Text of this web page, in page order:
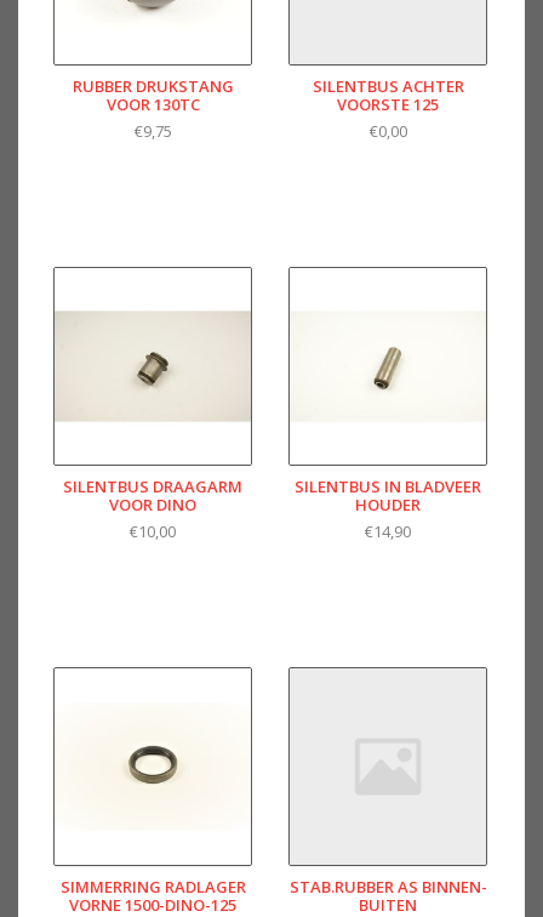
RUBBER DRUKSTANG
VOOR 130TC
€9,75
SILENTBUS ACHTER
VOORSTE 125
€0,00
SILENTBUS DRAAGARM
VOOR DINO
€10,00
SILENTBUS IN BLADVEER
HOUDER
€14,90
SIMMERRING RADLAGER
VORNE 1500-DINO-125
STAB.RUBBER AS BINNEN-
BUITEN